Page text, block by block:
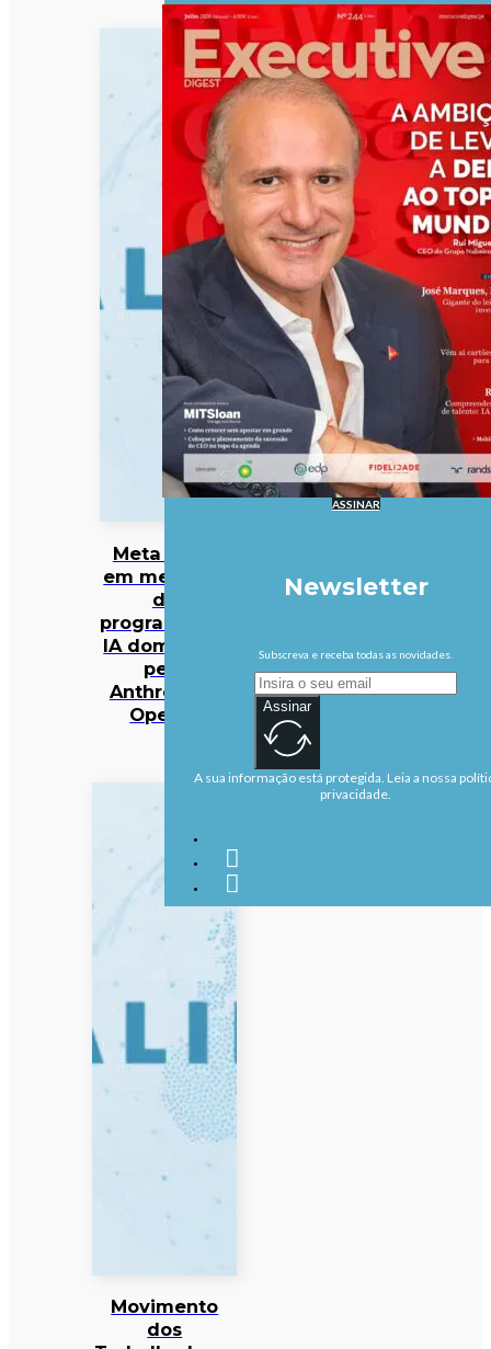
Meta entra
em mercado
da
programação
IA dominado
pela
Anthropic e
OpenAI
Movimento
dos
ASSINAR
Newsletter
Subscreva e receba todas as novidades.
Assinar
A sua informação está protegida. Leia a nossa
privacidade.